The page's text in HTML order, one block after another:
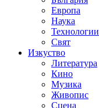
Европа
Наука
Технологии
Свят
Изкуство
Литература
Кино
Музика
Живопис
Сцена